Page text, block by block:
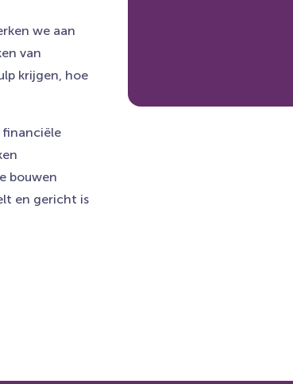
we aan
van
krijgen, hoe
bouwen
en gericht is